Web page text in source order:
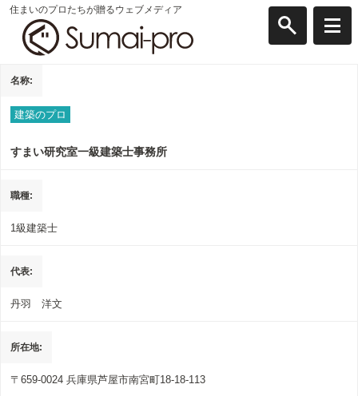
住まいのプロたちが贈るウェブメディア
名称
建築のプロ
すまい研究室一級建築士事務所
職種
1級建築士
代表
丹羽 洋文
所在地
〒659-0024 兵庫県芦屋市南宮町18-18-113